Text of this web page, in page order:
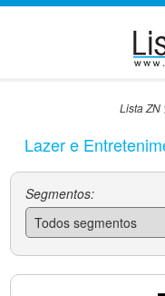
Lista ZN
Lazer e
Segmentos: